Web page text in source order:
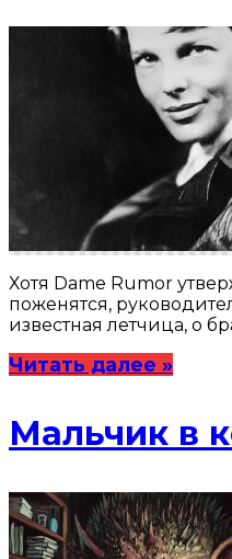
Хотя Dame Rumor
поженятся,
известная летчица, о
Читать далее »
Мальчик в